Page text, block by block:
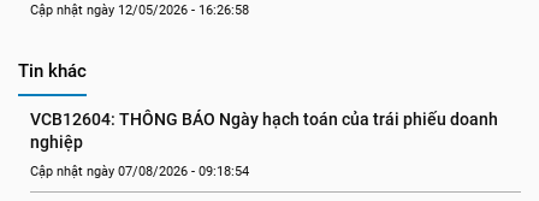
Cập nhật ngày 12/05/2026 - 16:26:58
Tin khác
VCB12604: THÔNG BÁO Ngày hạch toán của trái phiếu doanh
nghiệp
Cập nhật ngày 07/08/2026 - 09:18:54